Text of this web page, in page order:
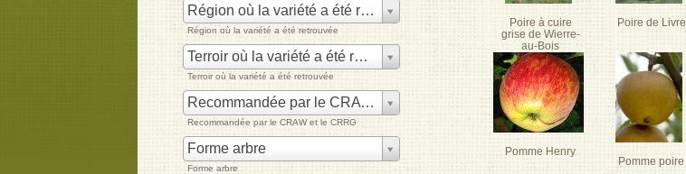
Région où la variété a été retrouvée
Région où la variété a été retrouvée
Terroir où la variété a été retrouvée
Terroir où la variété a été retrouvée
Recommandée par le CRAW et le CRRG
Recommandée par le CRAW et le CRRG
Forme arbre
Forme arbre
Poire à cuire
grise de Wierre-
au-Bois
Poire de Livre
Pomme Henry
Pomme poire